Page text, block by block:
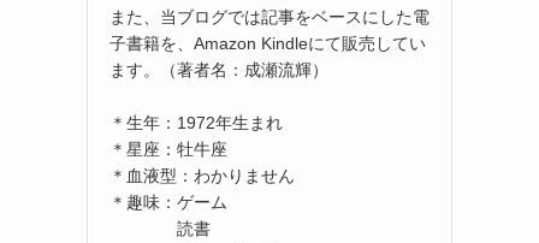
また、当ブログでは記事をベースにした電
子書籍を、Amazon Kindleにて販売してい
ます。（著者名：成瀬流輝）
＊生年：1972年生まれ
＊星座：牡牛座
＊血液型：わかりません
＊趣味：ゲーム
読書